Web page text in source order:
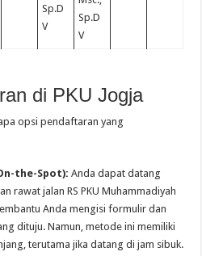
Sp.D
V
Sp.D
V
di PKU Jogja
opsi pendaftaran yang
the-Spot): Anda dapat datang
rawat jalan RS PKU Muhammadiyah
Anda mengisi formulir dan
dituju. Namun, metode ini memiliki
terutama jika datang di jam sibuk.